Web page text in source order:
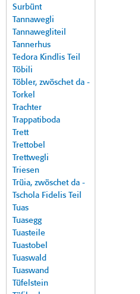
Surbünt
Tannawegli
Tannawegliteil
Tannerhus
Tedora Kindlis Teil
Töbili
Töbler, zwöschet da -
Torkel
Trachter
Trappatiboda
Trett
Trettobel
Trettwegli
Triesen
Trüia, zwöschet da -
Tschola Fidelis Teil
Tuas
Tuasegg
Tuasteile
Tuastobel
Tuaswald
Tuaswand
Tüfelstein